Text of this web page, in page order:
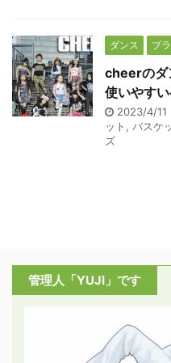
ダンス ブ
cheerのダ
使いやす
2023/4/11
ット , バスケ
ズ
管理人「YUJI」です